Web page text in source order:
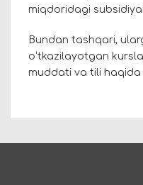
miqdoridagi
Bundan tashqari,
oʻtkazilayotgan
muddati va tili haqida